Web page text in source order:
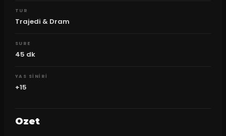
TUR
Trajedi & Dram
SURE
45 dk
YAS SINIRI
+15
Ozet